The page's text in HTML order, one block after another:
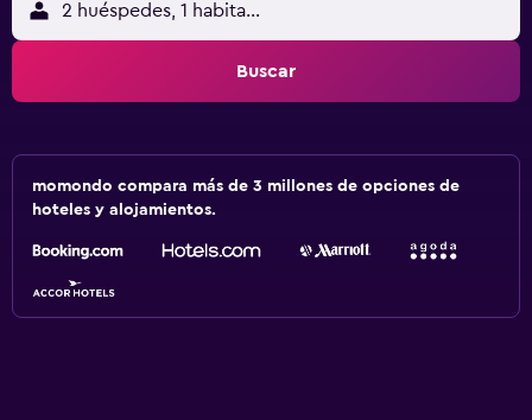
2 huéspedes, 1 habitación
Buscar
momondo compara más de 3 millones de opciones de
hoteles y alojamientos.